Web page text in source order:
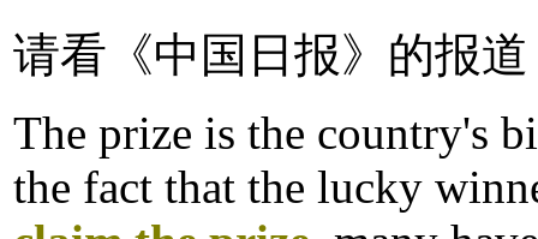
请看《中国日报》的报
The prize is the country's
the fact that the lucky